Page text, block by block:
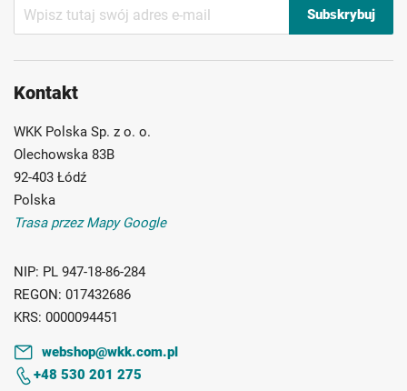
nasz
Subskrybuj
Kontakt
WKK Polska Sp. z o. o.
Olechowska 83B
92-403 Łódź
Polska
Trasa przez Mapy Google
NIP: PL 947-18-86-284
REGON: 017432686
KRS: 0000094451
webshop@wkk.com.pl
+48 530 201 275